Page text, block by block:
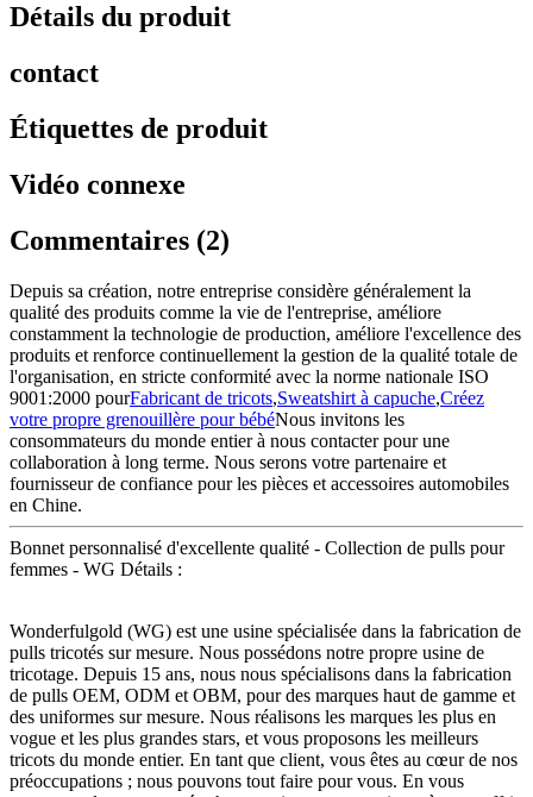
Détails du produit
contact
Étiquettes de produit
Vidéo connexe
Commentaires (2)
Depuis sa création, notre entreprise considère généralement la
qualité des produits comme la vie de l'entreprise, améliore
constamment la technologie de production, améliore l'excellence des
produits et renforce continuellement la gestion de la qualité totale de
l'organisation, en stricte conformité avec la norme nationale ISO
9001:2000 pourFabricant de tricots,Sweatshirt à capuche,Créez
votre propre grenouillère pour bébéNous invitons les
consommateurs du monde entier à nous contacter pour une
collaboration à long terme. Nous serons votre partenaire et
fournisseur de confiance pour les pièces et accessoires automobiles
en Chine.
Bonnet personnalisé d'excellente qualité - Collection de pulls pour
femmes - WG Détails :
Wonderfulgold (WG) est une usine spécialisée dans la fabrication de
pulls tricotés sur mesure. Nous possédons notre propre usine de
tricotage. Depuis 15 ans, nous nous spécialisons dans la fabrication
de pulls OEM, ODM et OBM, pour des marques haut de gamme et
des uniformes sur mesure. Nous réalisons les marques les plus en
vogue et les plus grandes stars, et vous proposons les meilleurs
tricots du monde entier. En tant que client, vous êtes au cœur de nos
préoccupations ; nous pouvons tout faire pour vous. En vous